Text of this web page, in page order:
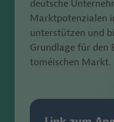
deutsche
Marktpotenzialen
unterstützen und
Grundlage für den
toméischen Markt.